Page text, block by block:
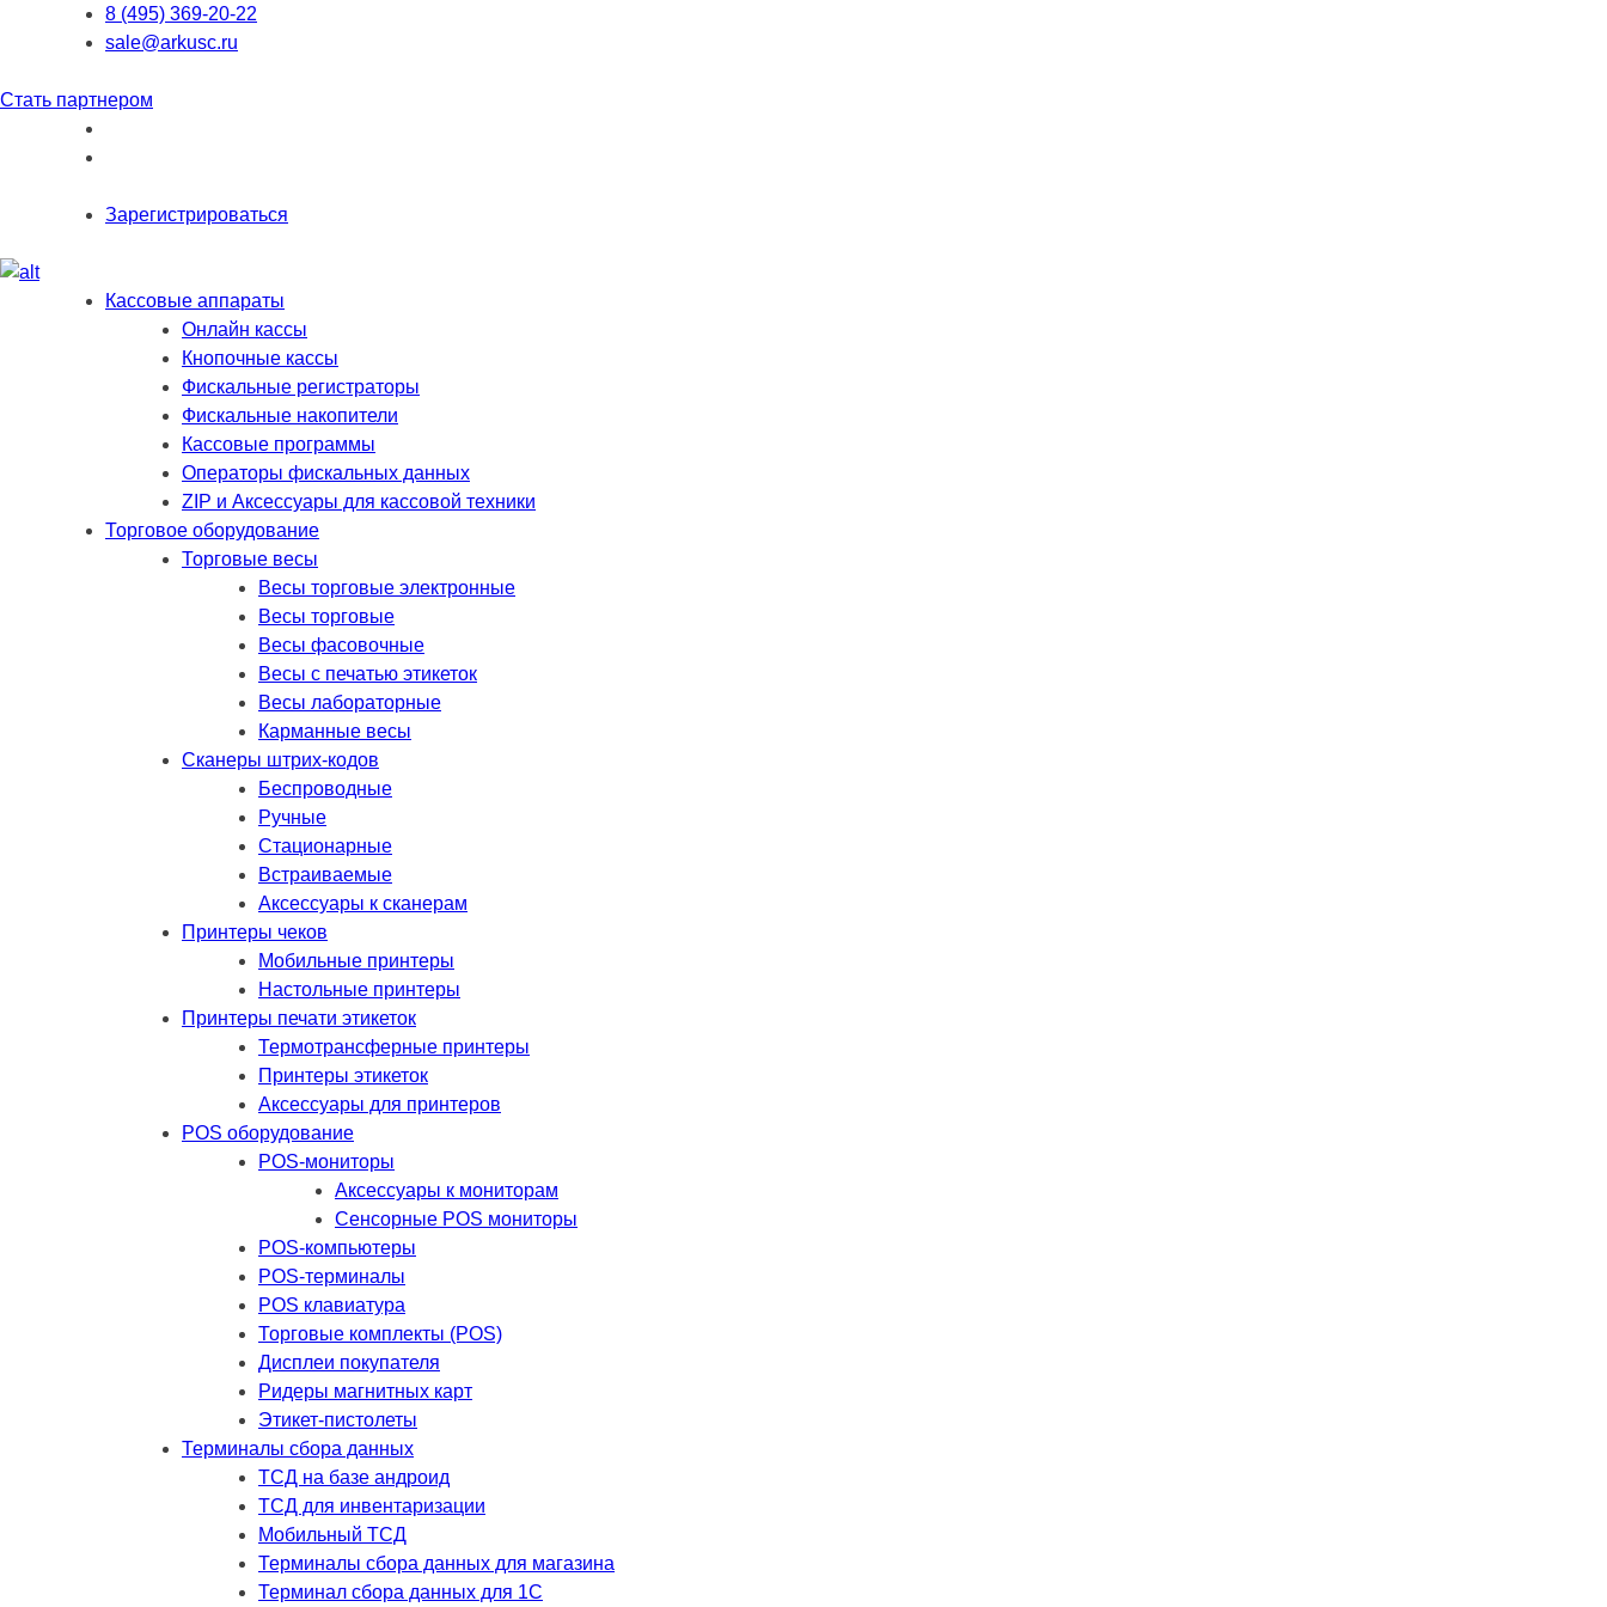
8 (495) 369-20-22
sale@arkusc.ru
Стать партнером
Зарегистрироваться
Кассовые аппараты
Онлайн кассы
Кнопочные кассы
Фискальные регистраторы
Фискальные накопители
Кассовые программы
Операторы фискальных данных
ZIP и Аксессуары для кассовой техники
Торговое оборудование
Торговые весы
Весы торговые электронные
Весы торговые
Весы фасовочные
Весы с печатью этикеток
Весы лабораторные
Карманные весы
Сканеры штрих-кодов
Беспроводные
Ручные
Стационарные
Встраиваемые
Аксессуары к сканерам
Принтеры чеков
Мобильные принтеры
Настольные принтеры
Принтеры печати этикеток
Термотрансферные принтеры
Принтеры этикеток
Аксессуары для принтеров
POS оборудование
POS-мониторы
Аксессуары к мониторам
Сенсорные POS мониторы
POS-компьютеры
POS-терминалы
POS клавиатура
Торговые комплекты (POS)
Дисплеи покупателя
Ридеры магнитных карт
Этикет-пистолеты
Терминалы сбора данных
ТСД на базе андроид
ТСД для инвентаризации
Мобильный ТСД
Терминалы сбора данных для магазина
Терминал сбора данных для 1C